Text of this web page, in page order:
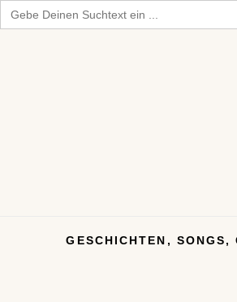
Search
for:
GESCHICHTEN, SONGS,